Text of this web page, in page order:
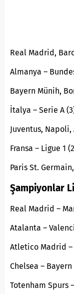
Real Madrid,
Almanya –
Bayern Münih,
İtalya – Serie A
Juventus,
Fransa – Ligue 1
Paris St.
Şampiyonlar
Real Madrid –
Atalanta –
Atletico Madrid
Chelsea –
Totenham Spurs